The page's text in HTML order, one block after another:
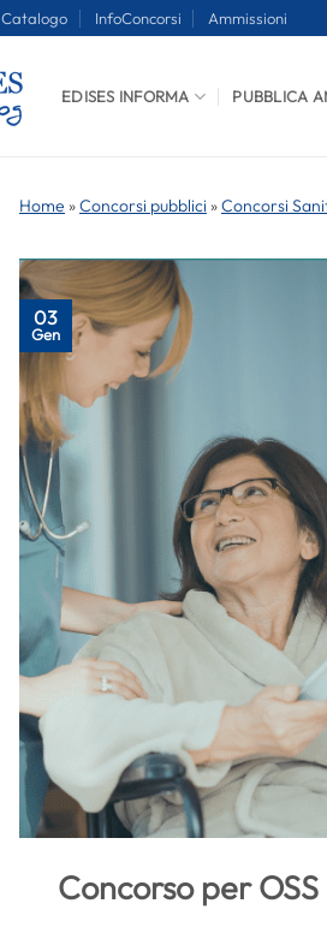
Catalogo InfoConcorsi Ammissioni
EDISES INFORMA PUBBLICA
Home »Concorsi pubblici »Concorsi
03
Gen
Concorso per